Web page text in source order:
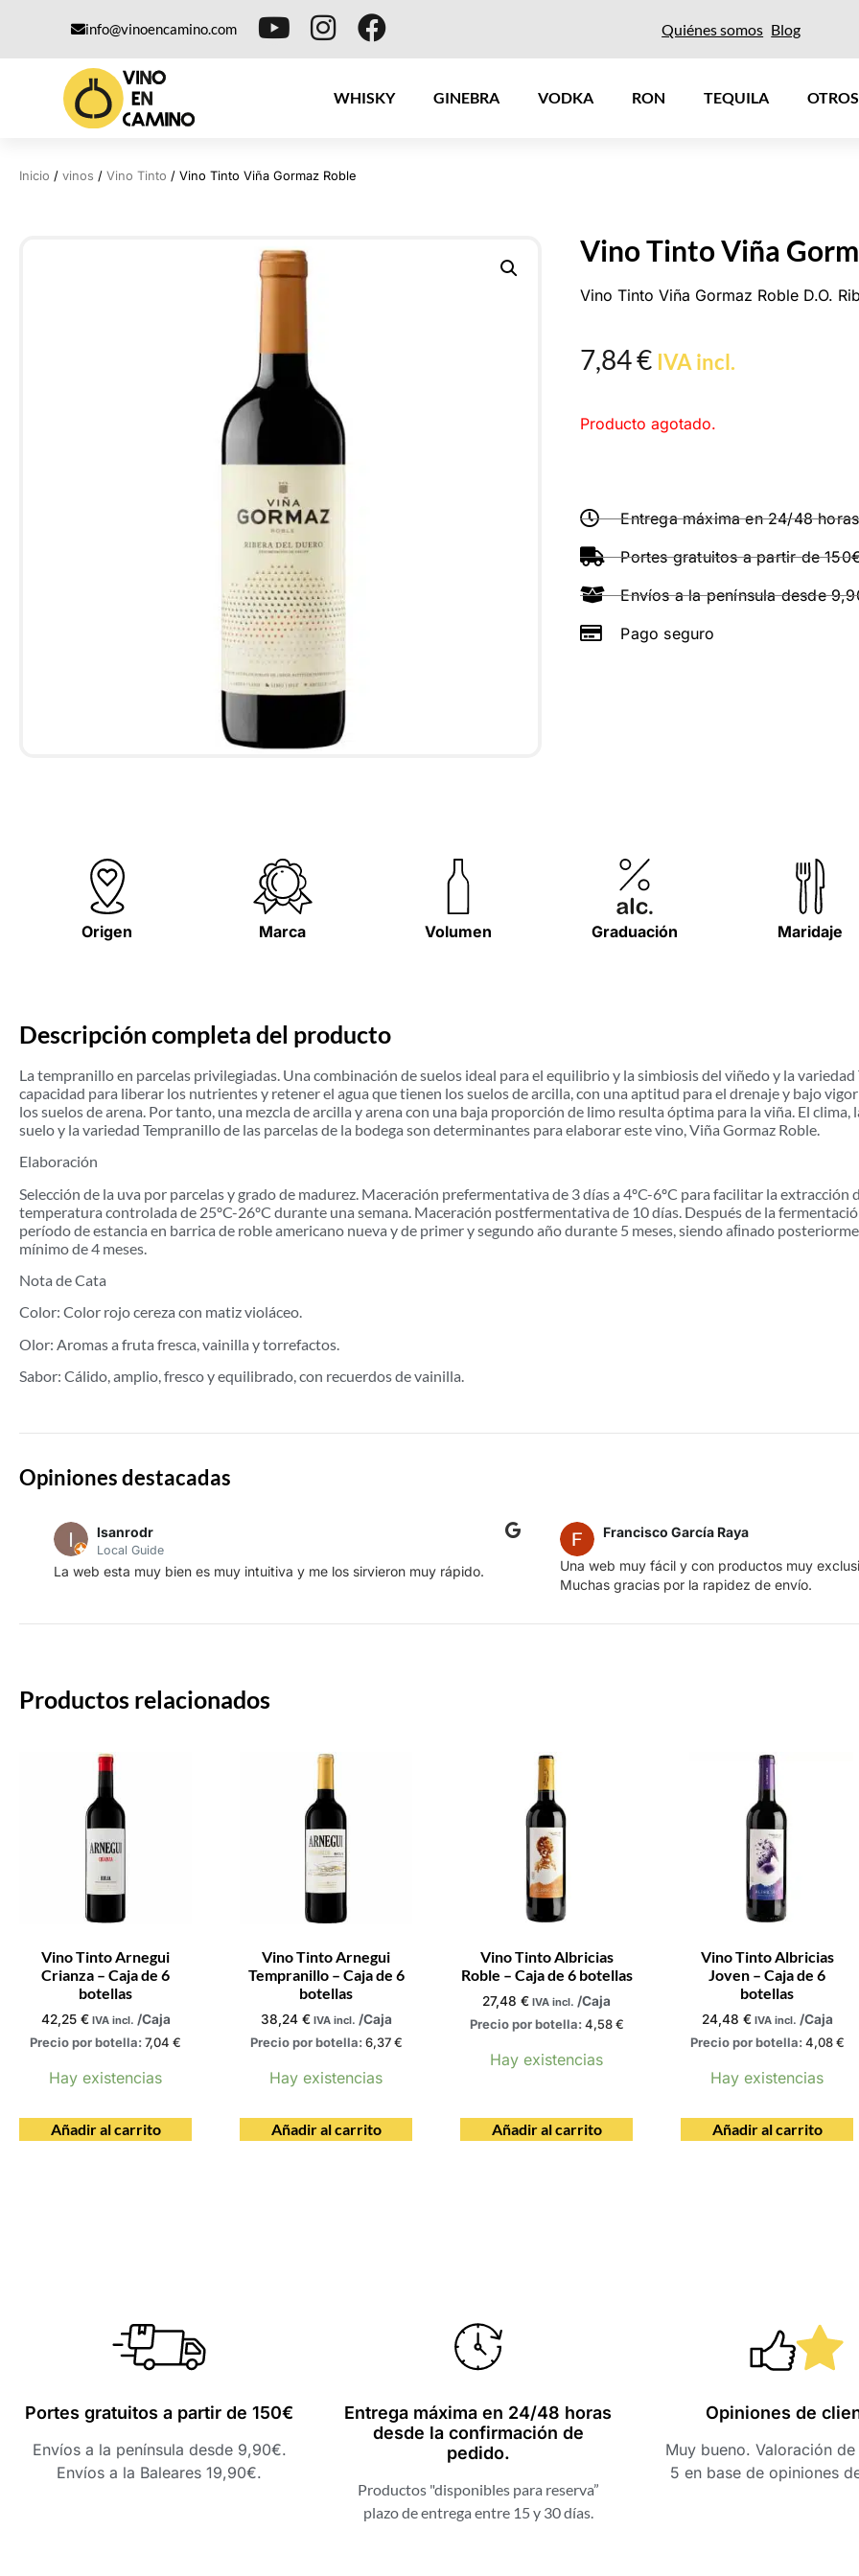
info@vinoencamino.com Quiénes somos Blog
WHISKY GINEBRA VODKA RON TEQUILA
Inicio / vinos / Vino Tinto / Vino Tinto Viña Gormaz Roble
Vino Tinto Viña
Vino Tinto Viña Gormaz Roble D.O.
7,84€ IVA incl.
Producto agotado.
Entrega máxima en 24/48 horas
Portes gratuitos a partir de
Envíos a la península desde
Pago seguro
Origen Marca Volumen Graduación Maridaje
Descripción completa del producto
La tempranillo en parcelas privilegiadas. Una combinación de suelos ideal para el equilibrio y la simbiosis del viñedo y la
capacidad para liberar los nutrientes y retener el agua que tienen los suelos de arcilla, con una aptitud para el drenaje y bajo
los suelos de arena. Por tanto, una mezcla de arcilla y arena con una baja proporción de limo resulta óptima para la viña. El
suelo y la variedad Tempranillo de las parcelas de la bodega son determinantes para elaborar este vino, Viña Gormaz Roble.
Elaboración
Selección de la uva por parcelas y grado de madurez. Maceración prefermentativa de 3 días a 4ºC-6ºC para facilitar la extracción
temperatura controlada de 25ºC-26ºC durante una semana. Maceración postfermentativa de 10 días. Después de la
período de estancia en barrica de roble americano nueva y de primer y segundo año durante 5 meses, siendo aﬁnado
mínimo de 4 meses.
Nota de Cata
Color: Color rojo cereza con matiz violáceo.
Olor: Aromas a fruta fresca, vainilla y torrefactos.
Sabor: Cálido, amplio, fresco y equilibrado, con recuerdos de vainilla.
Opiniones destacadas
lsanrodr
Local Guide
La web esta muy bien es muy intuitiva y me los sirvieron muy rápido.
Francisco García Raya
Una web muy fácil y con productos muy
Muchas gracias por la rapidez de envío.
Productos relacionados
Vino Tinto Arnegui
Crianza – Caja de 6
botellas
42,25 € IVA incl. /Caja
Precio por botella: 7,04 €
Hay existencias
Añadir al carrito
Vino Tinto Arnegui
Tempranillo – Caja de 6
botellas
38,24 € IVA incl. /Caja
Precio por botella: 6,37€
Hay existencias
Añadir al carrito
Vino Tinto Albricias
Roble – Caja de 6 botellas
27,48 € IVA incl. /Caja
Precio por botella: 4,58€
Hay existencias
Añadir al carrito
Vino Tinto Albricias
Joven – Caja de 6
botellas
24,48 € IVA incl. /Caja
Precio por botella: 4,08€
Hay existencias
Añadir al carrito
Portes gratuitos a partir de 150€
Envíos a la península desde 9,90€.
Envíos a la Baleares 19,90€.
Entrega máxima en 24/48 horas
desde la confirmación de
pedido.
Productos "disponibles para reserva”
plazo de entrega entre 15 y 30 días.
Opiniones de
Muy bueno. Valoración
5 en base de opiniones
Una web muy fácil y con
whisky. Muchas gracias
por la rapidez de envío.
Cristina Morón
Pedraza
Hola, mi
acaba de
brindan.
a ti y a tu